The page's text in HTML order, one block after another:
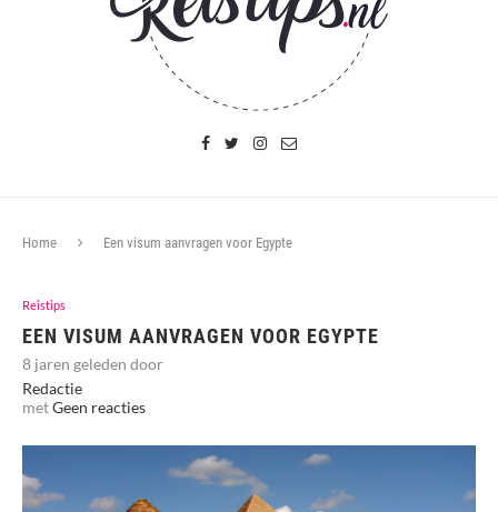
Home Een visum aanvragen voor Egypte
Reistips
EEN VISUM AANVRAGEN VOOR EGYPTE
8 jaren geleden door
Redactie
metGeen reacties